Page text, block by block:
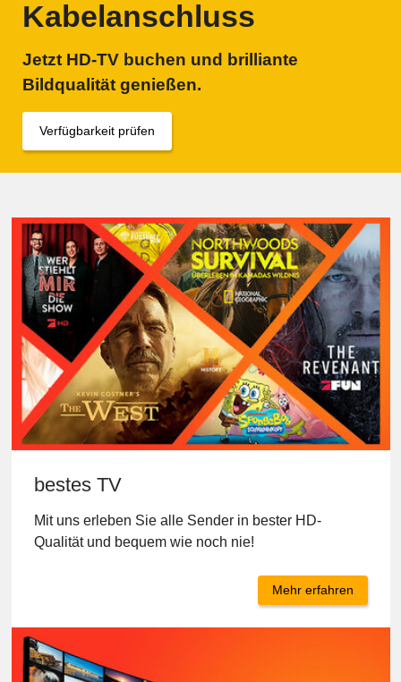
Kabelanschluss
Jetzt HD-TV buchen und brilliante
Bildqualität genießen.
Verfügbarkeit prüfen
bestes TV
Mit uns erleben Sie alle Sender in bester HD-
Qualität und bequem wie noch nie!
Mehr erfahren